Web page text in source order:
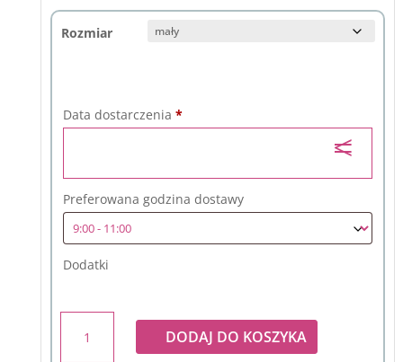
Rozmiar
Data dostarczenia *
Preferowana godzina dostawy
Dodatki
Bukiet
DODAJ DO KOSZYKA